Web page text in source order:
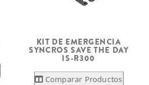
KIT DE EMERGENCIA
SYNCROS SAVE THE DAY
IS-R300
Comparar Productos